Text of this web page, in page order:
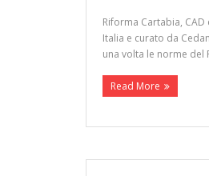
Riforma Cartabia,
Italia e curato da
una volta le norme del
Read More